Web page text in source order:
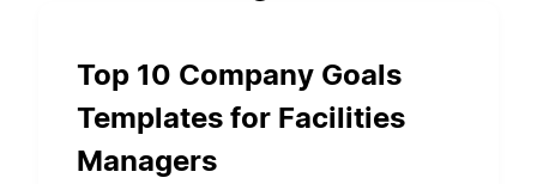
Top 10 Company Goals
Templates for Facilities
Managers